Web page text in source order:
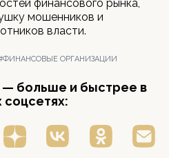
финансового рынка,
мошенников и
власти.
ОРГАНИЗАЦИИ
больше и быстрее в
соцсетях: